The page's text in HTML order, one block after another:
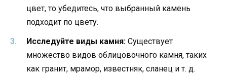
цвет, то убедитесь, что выбранный камень
подходит по цвету.
Исследуйте виды камня: Существует
множество видов облицовочного камня, таких
как гранит, мрамор, известняк, сланец и т. д.